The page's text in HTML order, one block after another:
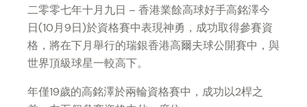
二零零七年十月九日 – 香港業餘高球好手高銘澤今
日(10月9日)於資格賽中表現神勇，成功取得參賽資
格，將在下月舉行的瑞銀香港高爾夫球公開賽中，與
世界頂級球星一較高下。
年僅19歲的高銘澤於兩輪資格賽中，成功以2桿之